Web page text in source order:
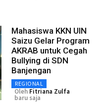
Mahasiswa KKN UIN
Saizu Gelar Program
AKRAB untuk Cegah
Bullying di SDN
Banjengan
REGIONAL
Oleh Fitriana Zulfa
baru saja